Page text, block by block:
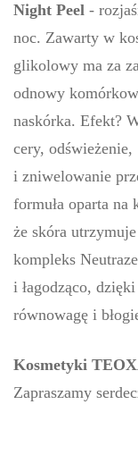
Night Peel -
noc. Zawarty w
glikolowy ma za
odnowy
naskórka. Efekt?
cery,
i zniwelowanie
formuła oparta
że skóra
kompleks
i łagodząco,
równowagę i
Kosmetyki
Zapraszamy